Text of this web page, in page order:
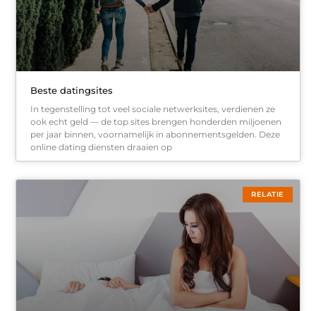
Beste datingsites
In tegenstelling tot veel sociale netwerksites, verdienen ze
ook echt geld — de top sites brengen honderden miljoenen
per jaar binnen, voornamelijk in abonnementsgelden. Deze
online dating diensten draaien op
RELATIE